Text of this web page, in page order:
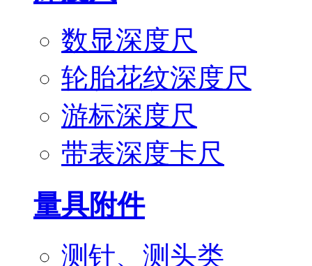
数显深度尺
轮胎花纹深度尺
游标深度尺
带表深度卡尺
量具附件
测针、测头类